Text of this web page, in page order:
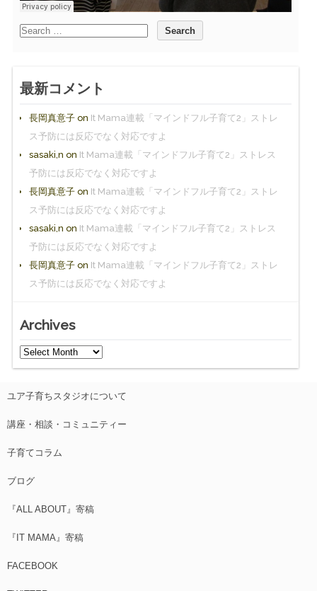
最新コメント
長岡真意子on It Mama連載「マインドフル子育て2」ストレ
ス予防には反応でなく対応ですよ
sasaki,n on It Mama連載「マインドフル子育て2」ストレス
予防には反応でなく対応ですよ
長岡真意子on It Mama連載「マインドフル子育て2」ストレ
ス予防には反応でなく対応ですよ
sasaki,n on It Mama連載「マインドフル子育て2」ストレス
予防には反応でなく対応ですよ
長岡真意子on It Mama連載「マインドフル子育て2」ストレ
ス予防には反応でなく対応ですよ
Archives
ユア子育ちスタジオについて
講座・相談・コミュニティー
子育てコラム
ブログ
『ALL ABOUT』寄稿
『IT MAMA』寄稿
FACEBOOK